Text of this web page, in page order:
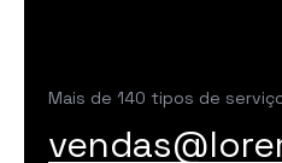
Mais de 140 tipos de